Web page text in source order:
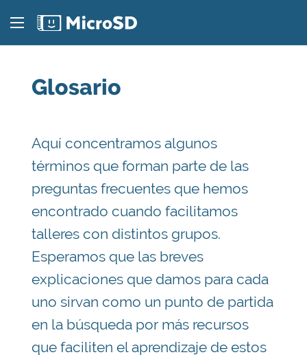
Glosario
Aquí concentramos algunos
términos que forman parte de las
preguntas frecuentes que hemos
encontrado cuando facilitamos
talleres con distintos grupos.
Esperamos que las breves
explicaciones que damos para cada
uno sirvan como un punto de partida
en la búsqueda por más recursos
que faciliten el aprendizaje de estos